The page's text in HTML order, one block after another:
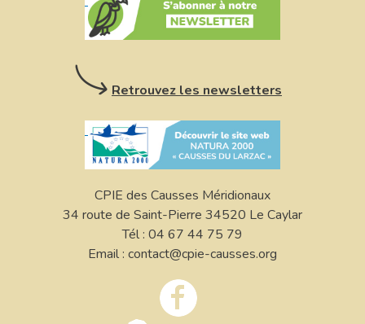
Retrouvez les newsletters
CPIE des Causses Méridionaux
34 route de Saint-Pierre 34520 Le Caylar
Tél : 04 67 44 75 79
Email : contact@cpie-causses.org